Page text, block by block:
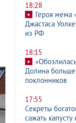
18:28
Героя мема
Джастаса
из РФ
18:15
Долина
поклонников
17:55
Секреты
сажать